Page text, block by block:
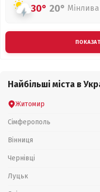
30° 20° Мінлива
Найбільші міста в
Житомир
Сімферополь
Вінниця
Чернівці
Луцьк